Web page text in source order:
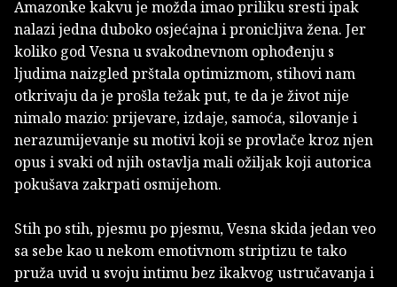
Amazonke kakvu je možda imao priliku sresti ipak
nalazi jedna duboko osjećajna i pronicljiva žena. Jer
koliko god Vesna u svakodnevnom ophođenju s
ljudima naizgled prštala optimizmom, stihovi nam
otkrivaju da je prošla težak put, te da je život nije
nimalo mazio: prijevare, izdaje, samoća, silovanje i
nerazumijevanje su motivi koji se provlače kroz njen
opus i svaki od njih ostavlja mali ožiljak koji autorica
pokušava zakrpati osmijehom.
Stih po stih, pjesmu po pjesmu, Vesna skida jedan veo
sa sebe kao u nekom emotivnom striptizu te tako
pruža uvid u svoju intimu bez ikakvog ustručavanja i